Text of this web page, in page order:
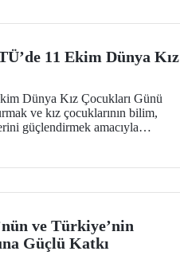
11 Ekim Dünya Kız
Dünya Kız Çocukları Günü
ve kız çocuklarının bilim,
güçlendirmek amacıyla
ve Türkiye’nin
Güçlü Katkı